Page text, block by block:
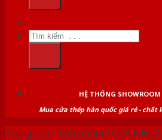
Tìm
kiếm:
HỆ THỐNG
Mua cửa thép hàn quốc giá rẻ - chất
Trang chủ /Sản phẩm /CỬA NHỰA